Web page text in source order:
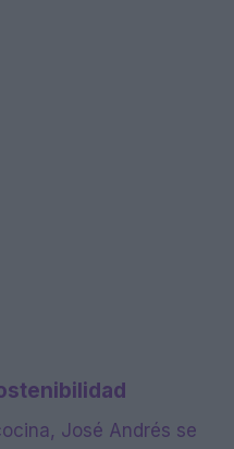
José Andrés se